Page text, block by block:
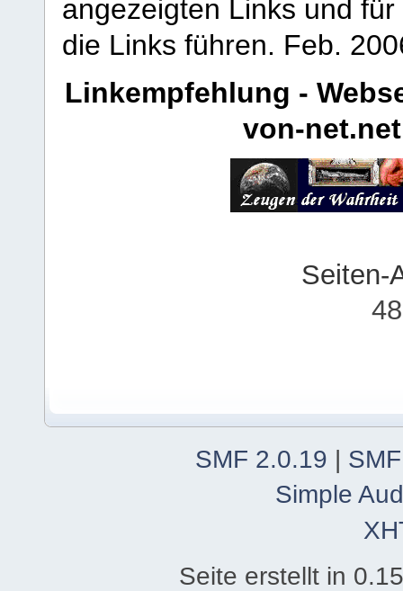
angezeigten Links und
die Links führen. Feb.
Linkempfehlung -
von-net.net
Seiten-
SMF 2.0.19
Simple
Seite erstellt in